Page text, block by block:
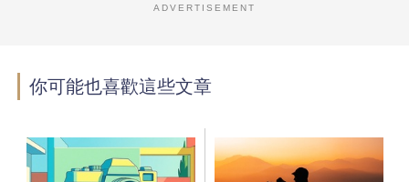
ADVERTISEMENT
你可能也喜歡這些文章